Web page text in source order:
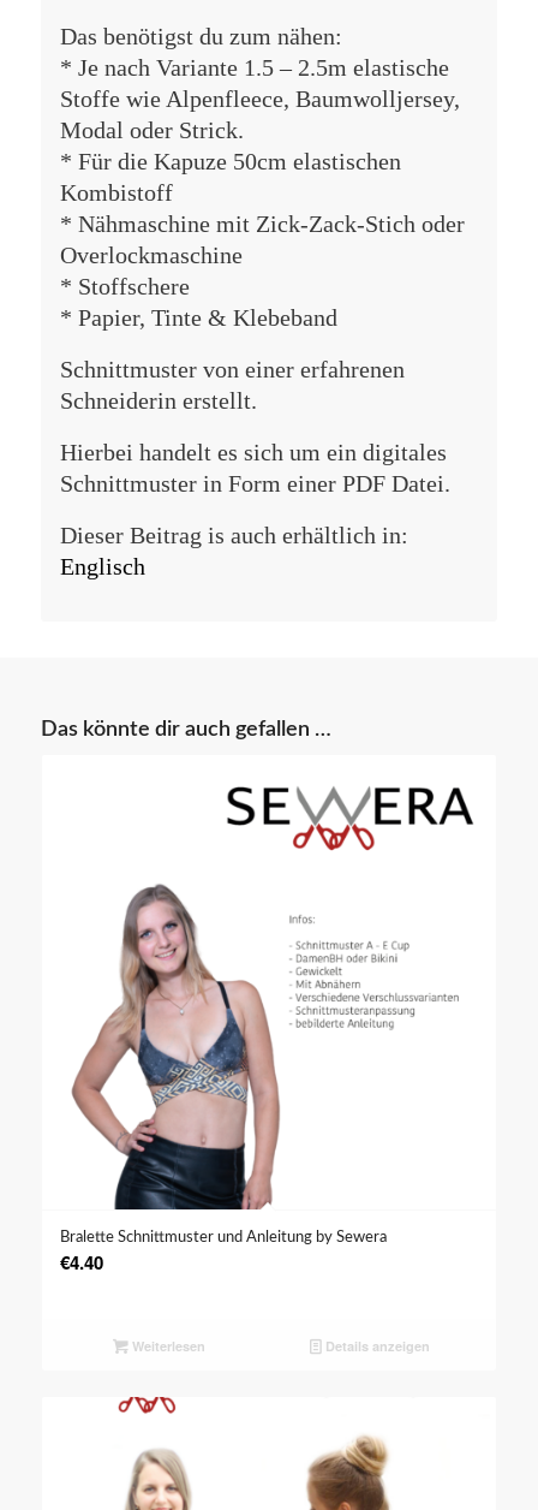
Das benötigst du zum nähen:
* Je nach Variante 1.5 – 2.5m elastische
Stoffe wie Alpenfleece, Baumwolljersey,
Modal oder Strick.
* Für die Kapuze 50cm elastischen
Kombistoff
* Nähmaschine mit Zick-Zack-Stich oder
Overlockmaschine
* Stoffschere
* Papier, Tinte & Klebeband
Schnittmuster von einer erfahrenen
Schneiderin erstellt.
Hierbei handelt es sich um ein digitales
Schnittmuster in Form einer PDF Datei.
Dieser Beitrag is auch erhältlich in:
Englisch
Das könnte dir auch gefallen …
Bralette Schnittmuster und Anleitung by Sewera
€4.40
Weiterlesen Details anzeigen